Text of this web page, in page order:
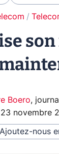
Boero,
23 novembre
Ajoutez-nous